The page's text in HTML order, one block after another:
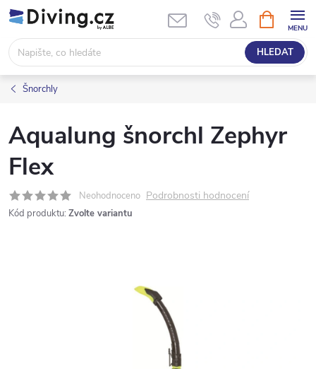
Přejít
na
obsah
HLEDAT
NÁKUPNÍ
KOŠÍK
Šnorchly
Aqualung šnorchl Zephyr
Flex
Neohodnoceno Podrobnosti hodnocení
Kód produktu: Zvolte variantu